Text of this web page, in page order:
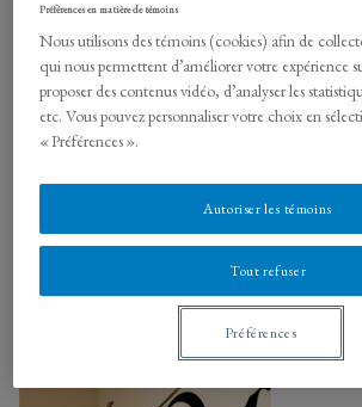
Manifesto
Background Information
Twelve challenges for
Awakening
Conclusion
Préférences en matière de témoins
Nous utilisons des témoins (cookies) afin de
qui nous permettent d’améliorer votre expérience
proposer des contenus vidéo, d’analyser les
etc. Vous pouvez personnaliser votre choix en
« Préférences ».
Tout refuser
Autoriser les témoins
Préférences